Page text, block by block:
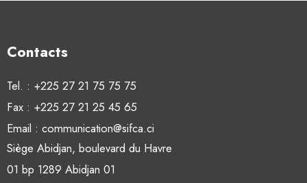
Contacts
Tel. : +225 27 21 75 75 75
Fax : +225 27 21 25 45 65
Email : communication@sifca.ci
Siège Abidjan, boulevard du Havre
01 bp 1289 Abidjan 01